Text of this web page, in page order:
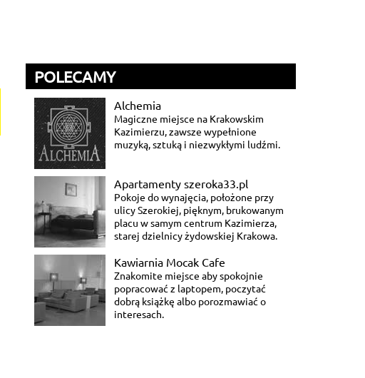
POLECAMY
Alchemia
Magiczne miejsce na Krakowskim
Kazimierzu, zawsze wypełnione
muzyką, sztuką i niezwykłymi ludźmi.
Apartamenty szeroka33.pl
Pokoje do wynajęcia, położone przy
ulicy Szerokiej, pięknym, brukowanym
placu w samym centrum Kazimierza,
starej dzielnicy żydowskiej Krakowa.
Kawiarnia Mocak Cafe
Znakomite miejsce aby spokojnie
popracować z laptopem, poczytać
dobrą książkę albo porozmawiać o
interesach.